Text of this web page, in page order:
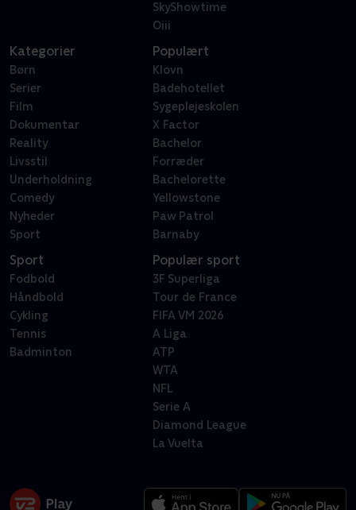
SkyShowtime
Oiii
Kategorier
Børn
Serier
Film
Dokumentar
Reality
Livsstil
Underholdning
Comedy
Nyheder
Sport
Populært
Klovn
Badehotellet
Sygeplejeskolen
X Factor
Bachelor
Forræder
Bachelorette
Yellowstone
Paw Patrol
Barnaby
Sport
Fodbold
Håndbold
Cykling
Tennis
Badminton
Populær sport
3F Superliga
Tour de France
FIFA VM 2026
A Liga
ATP
WTA
NFL
Serie A
Diamond League
La Vuelta